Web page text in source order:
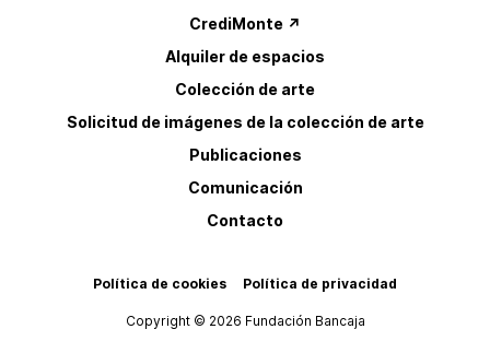
CrediMonte ↗
Alquiler de espacios
Colección de arte
Solicitud de imágenes de la colección de arte
Publicaciones
Comunicación
Contacto
Política de cookies Política de privacidad
Copyright © 2026 Fundación Bancaja